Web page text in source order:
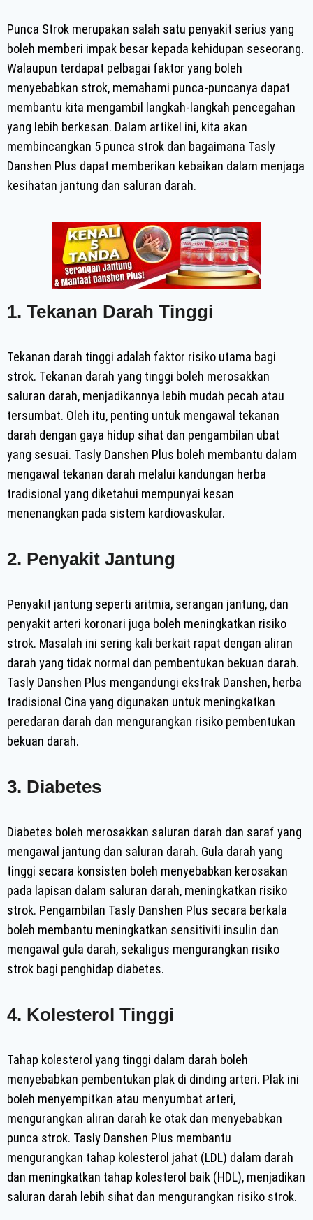
Punca Strok merupakan salah satu penyakit serius yang
boleh memberi impak besar kepada kehidupan seseorang.
Walaupun terdapat pelbagai faktor yang boleh
menyebabkan strok, memahami punca-puncanya dapat
membantu kita mengambil langkah-langkah pencegahan
yang lebih berkesan. Dalam artikel ini, kita akan
membincangkan 5 punca strok dan bagaimana Tasly
Danshen Plus dapat memberikan kebaikan dalam menjaga
kesihatan jantung dan saluran darah.
1. Tekanan Darah Tinggi
Tekanan darah tinggi adalah faktor risiko utama bagi
strok. Tekanan darah yang tinggi boleh merosakkan
saluran darah, menjadikannya lebih mudah pecah atau
tersumbat. Oleh itu, penting untuk mengawal tekanan
darah dengan gaya hidup sihat dan pengambilan ubat
yang sesuai. Tasly Danshen Plus boleh membantu dalam
mengawal tekanan darah melalui kandungan herba
tradisional yang diketahui mempunyai kesan
menenangkan pada sistem kardiovaskular.
2. Penyakit Jantung
Penyakit jantung seperti aritmia, serangan jantung, dan
penyakit arteri koronari juga boleh meningkatkan risiko
strok. Masalah ini sering kali berkait rapat dengan aliran
darah yang tidak normal dan pembentukan bekuan darah.
Tasly Danshen Plus mengandungi ekstrak Danshen, herba
tradisional Cina yang digunakan untuk meningkatkan
peredaran darah dan mengurangkan risiko pembentukan
bekuan darah.
3. Diabetes
Diabetes boleh merosakkan saluran darah dan saraf yang
mengawal jantung dan saluran darah. Gula darah yang
tinggi secara konsisten boleh menyebabkan kerosakan
pada lapisan dalam saluran darah, meningkatkan risiko
strok. Pengambilan Tasly Danshen Plus secara berkala
boleh membantu meningkatkan sensitiviti insulin dan
mengawal gula darah, sekaligus mengurangkan risiko
strok bagi penghidap diabetes.
4. Kolesterol Tinggi
Tahap kolesterol yang tinggi dalam darah boleh
menyebabkan pembentukan plak di dinding arteri. Plak ini
boleh menyempitkan atau menyumbat arteri,
mengurangkan aliran darah ke otak dan menyebabkan
punca strok. Tasly Danshen Plus membantu
mengurangkan tahap kolesterol jahat (LDL) dalam darah
dan meningkatkan tahap kolesterol baik (HDL), menjadikan
saluran darah lebih sihat dan mengurangkan risiko strok.